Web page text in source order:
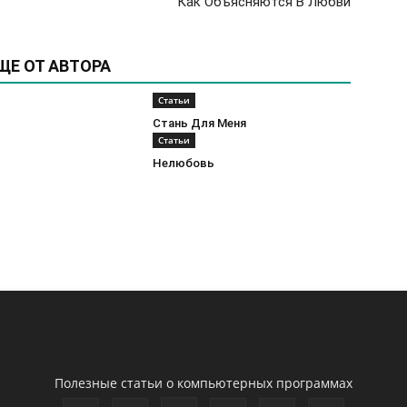
ОТ АВТОРА
Статьи
Стань Для Меня
Статьи
Нелюбовь
Полезные статьи о компьютерных программах